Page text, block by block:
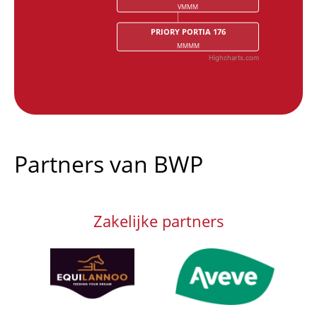
VMMM
PRIORY PORTIA 176
MMMM
Highcharts.com
Partners van BWP
Zakelijke partners
Afbeelding Afbeelding